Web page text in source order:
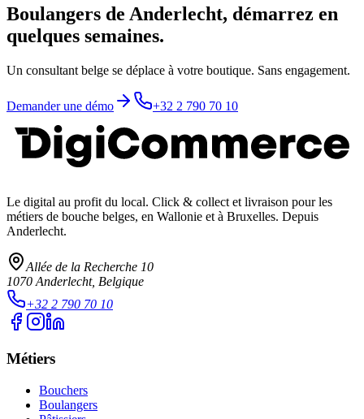
Boulangers de Anderlecht, démarrez en
quelques semaines.
Un consultant belge se déplace à votre boutique. Sans engagement.
Demander une démo +32 2 790 70 10
Le digital au profit du local. Click & collect et livraison pour les
métiers de bouche belges, en Wallonie et à Bruxelles. Depuis
Anderlecht.
Allée de la Recherche 10
1070 Anderlecht, Belgique
+32 2 790 70 10
Métiers
Bouchers
Boulangers